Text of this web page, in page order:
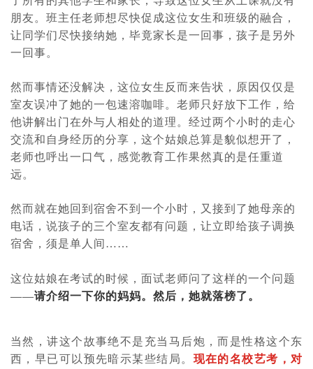
朋友。班主任老师想尽快促成这位女生和班级的融合，
让同学们尽快接纳她，毕竟家长是一回事，孩子是另外
一回事。
然而事情还没解决，这位女生反而来告状，原因仅仅是
室友误冲了她的一包速溶咖啡。老师只好放下工作，给
他讲解出门在外与人相处的道理。经过两个小时的走心
交流和自身经历的分享，这个姑娘总算是貌似想开了，
老师也呼出一口气，感觉教育工作果然真的是任重道
远。
然而就在她回到宿舍不到一个小时，又接到了她母亲的
电话，说孩子的三个室友都有问题，让立即给孩子调换
宿舍，须是单人间 ……
这位姑娘在考试的时候，面试老师问了这样的一个问题
——请介绍一下你的妈妈。然后，她就落榜了。
当然，讲这个故事绝不是充当马后炮，而是性格这个东
西，早已可以预先暗示某些结局。 现在的名校艺考，对